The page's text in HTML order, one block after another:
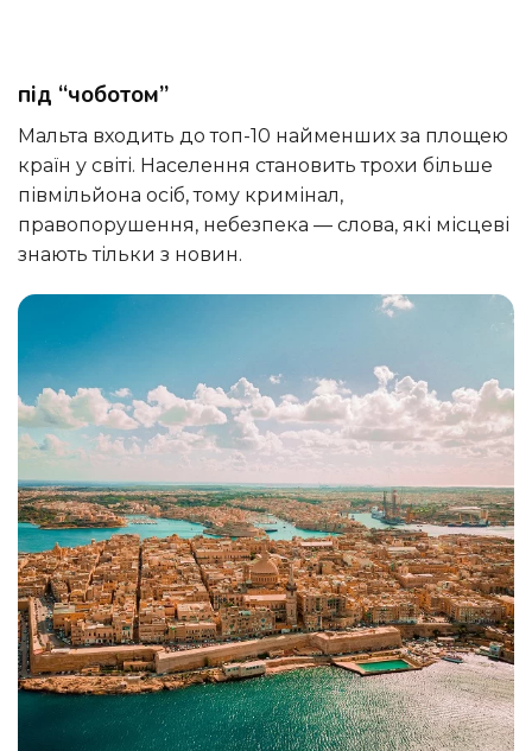
під “чоботом”
Мальта входить до топ-10 найменших за площею
країн у світі. Населення становить трохи більше
півмільйона осіб, тому кримінал,
правопорушення, небезпека — слова, які місцеві
знають тільки з новин.